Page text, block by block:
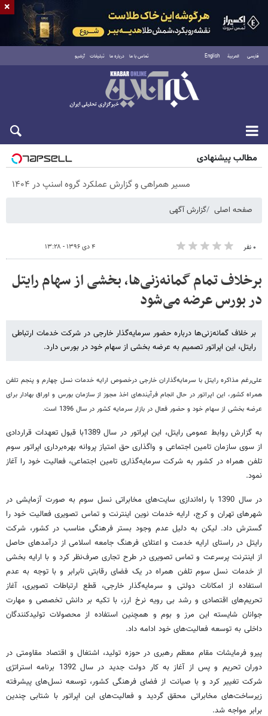
فارسی العربية English تماس با ما درباره ما تبلیغات آرشیو
پنجشنبه ۱۵ مرداد ۱۴۰۵
مطالب پیشنهادی
مسیر همراهی و گزارش عملکرد گروه اسنپ در ۱۴۰۴
صفحه اصلی گزارش آگهی
۰ نفر ۴ دی ۱۳۹۶ - ۱۳:۲۸
برخلاف تمام گمانه‌زنی‌ها، بخشی از سهام رایتل
در بورس عرضه می‌شود
بر خلاف گمانه‌زنی‌ها درباره حضور سرمایه‌گذار خارجی در شرکت خدمات ارتباطی
رایتل، این اپراتور تصمیم به عرضه بخشی از سهام خود در بورس دارد.
علی‌رغم مذاکره رایتل با سرمایه‌گذاران خارجی درخصوص ارایه خدمات نسل چهارم و پنجم تلفن
همراه کشور، این اپراتور در حال انجام فرآیندهای اخذ مجوز از سازمان بورس و اوراق بهادار برای
عرضه بخشی از سهام خود و حضور فعال در بازار سرمایه کشور در سال 1396 است.
به گزارش روابط عمومی رایتل، این اپراتور در سال 1389با قبول تعهدات قراردادی
از سوی سازمان تامین اجتماعی و واگذاری حق امتیاز پروانه بهره‌برداری اپراتور سوم
تلفن همراه در کشور به شرکت سرمایه‌گذاری تامین اجتماعی، فعالیت خود را آغاز
نمود.
در سال 1390 با راه‌اندازی سایت‌های مخابراتی نسل سوم به صورت آزمایشی در
شهرهای تهران و کرج، ارایه خدمات نوین اینترنت و تماس تصویری فعالیت خود را
گسترش داد. لیکن به دلیل عدم وجود بستر فرهنگی مناسب در کشور، شرکت
رایتل در راستای ارایه خدمت و اعتلای فرهنگ جامعه اسلامی از درآمدهای حاصل
از اینترنت پرسرعت و تماس تصویری در طرح تجاری صرف‌نظر کرد و با ارایه بخشی
از خدمات نسل سوم تلفن همراه در یک فضای رقابتی نابرابر و با توجه به عدم
استفاده از امکانات دولتی و سرمایه‌گذار خارجی، قطع ارتباطات تصویری، آغاز
تحریم‌های اقتصادی و رشد بی رویه نرخ ارز، با تکیه بر دانش تخصصی و مهارت
جوانان شایسته این مرز و بوم و همچنین استفاده از محصولات تولیدکنندگان
داخلی به توسعه فعالیت‌های خود ادامه داد.
پیرو فرمایشات مقام معظم رهبری در حوزه تولید، اشتغال و اقتصاد مقاومتی در
دوران تحریم و پس از آغاز به کار دولت جدید در سال 1392 برنامه استراتژی
شرکت تغییر کرد و با صیانت از فضای فرهنگی کشور، توسعه نسل‌های پیشرفته
زیرساخت‌های مخابراتی محقق گردید و فعالیت‌های این اپراتور با شتابی چندین
برابر مواجه شد.
×